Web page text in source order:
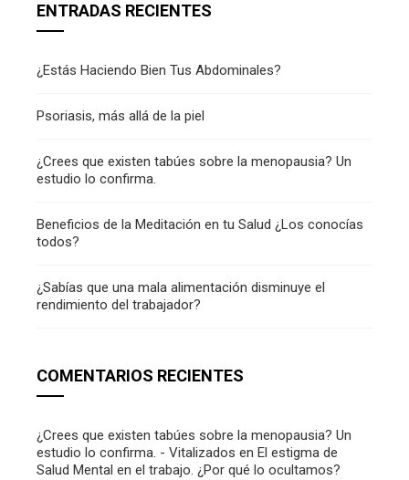
ENTRADAS RECIENTES
¿Estás Haciendo Bien Tus Abdominales?
Psoriasis, más allá de la piel
¿Crees que existen tabúes sobre la menopausia? Un
estudio lo confirma.
Beneficios de la Meditación en tu Salud ¿Los conocías
todos?
¿Sabías que una mala alimentación disminuye el
rendimiento del trabajador?
COMENTARIOS RECIENTES
¿Crees que existen tabúes sobre la menopausia? Un
estudio lo confirma. - Vitalizados en El estigma de
Salud Mental en el trabajo. ¿Por qué lo ocultamos?